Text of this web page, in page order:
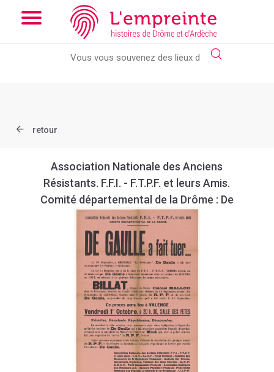
Array ( [slug] => document [ref] => B263621101_3AFF_048 )
Add the new slick-theme.css if you want the default styling
retour
Association Nationale des Anciens
Résistants. F.F.I. - F.T.P.F. et leurs Amis.
Comité départemental de la Drôme : De
Gaulle a fait tuer…